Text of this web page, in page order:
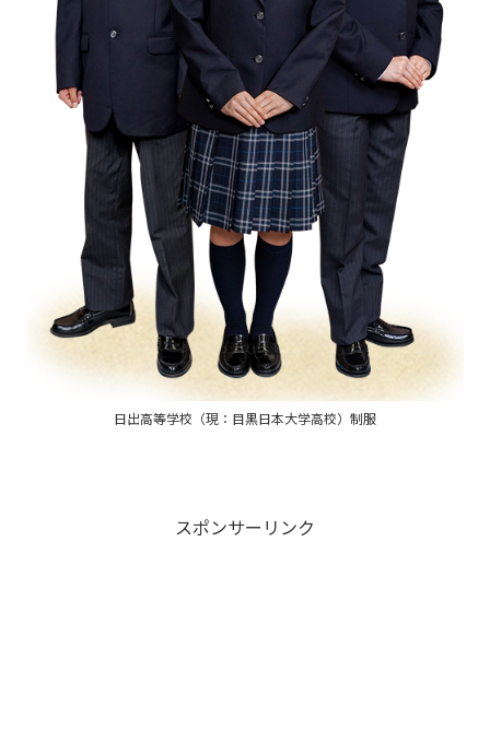
日出高等学校（現：目黒日本大学高校）制服
スポンサーリンク